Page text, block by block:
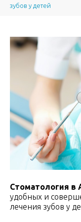
зубов у детей
Стоматология в
удобных и
лечения зубов у